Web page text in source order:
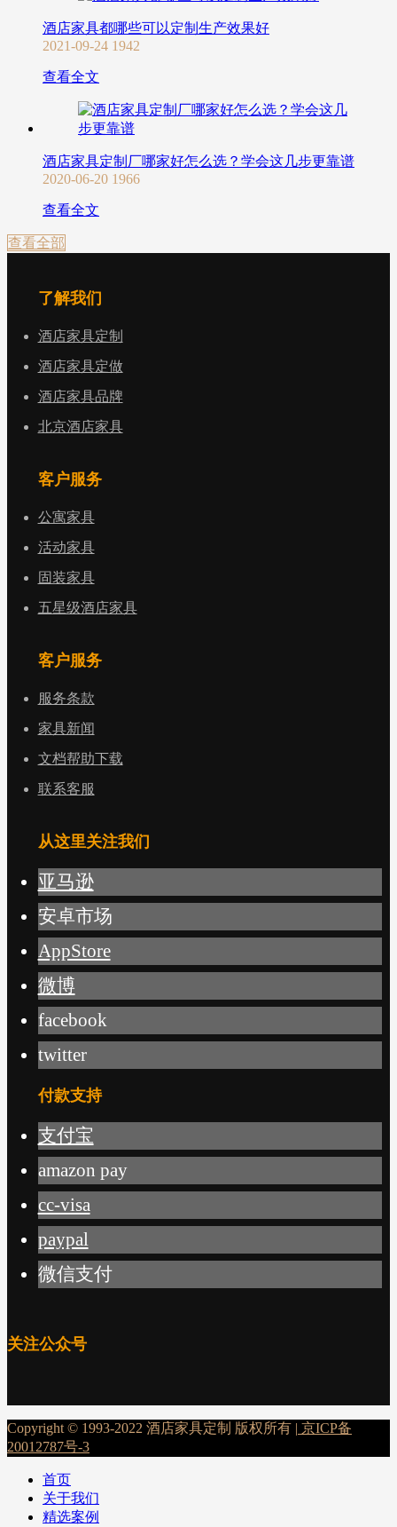
酒店家具都哪些可以定制生产效果好
2021-09-24 1942
查看全文
酒店家具定制厂哪家好怎么选？学会这几步更靠谱
2020-06-20 1966
查看全文
查看全部
了解我们
酒店家具定制
酒店家具定做
酒店家具品牌
北京酒店家具
客户服务
公寓家具
活动家具
固装家具
五星级酒店家具
客户服务
服务条款
家具新闻
文档帮助下载
联系客服
从这里关注我们
亚马逊
安卓市场
AppStore
微博
facebook
twitter
付款支持
支付宝
amazon pay
cc-visa
paypal
微信支付
关注公众号
Copyright © 1993-2022 酒店家具定制 版权所有 | 京ICP备
20012787号-3
首页
关于我们
精选案例